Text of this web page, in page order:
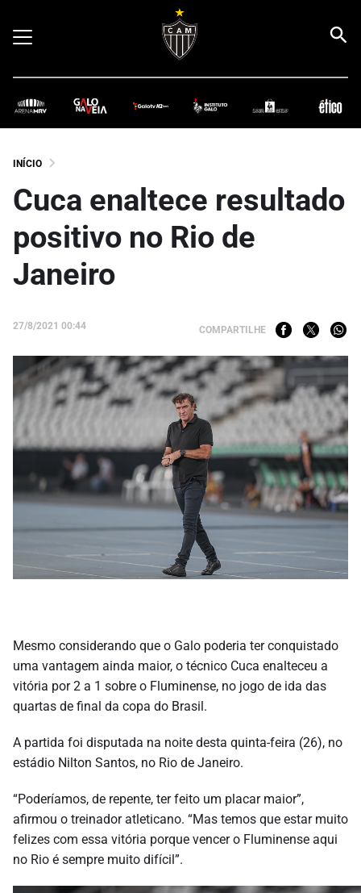
INÍCIO
Cuca enaltece resultado
positivo no Rio de
Janeiro
27/8/2021 00:44 COMPARTILHE
Mesmo considerando que o Galo poderia ter conquistado
uma vantagem ainda maior, o técnico Cuca enalteceu a
vitória por 2 a 1 sobre o Fluminense, no jogo de ida das
quartas de final da copa do Brasil.
A partida foi disputada na noite desta quinta-feira (26), no
estádio Nilton Santos, no Rio de Janeiro.
“Poderíamos, de repente, ter feito um placar maior”,
afirmou o treinador atleticano. “Mas temos que estar muito
felizes com essa vitória porque vencer o Fluminense aqui
no Rio é sempre muito difícil”.